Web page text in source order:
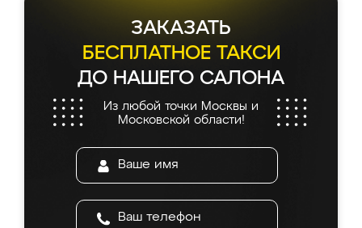
ЗАКАЗАТЬ
БЕСПЛАТНОЕ ТАКСИ
ДО НАШЕГО САЛОНА
Из любой точки Москвы и
Московской области!